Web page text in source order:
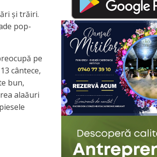
și trăiri.
pop-
pe
cântece,
bun,
alaăuri